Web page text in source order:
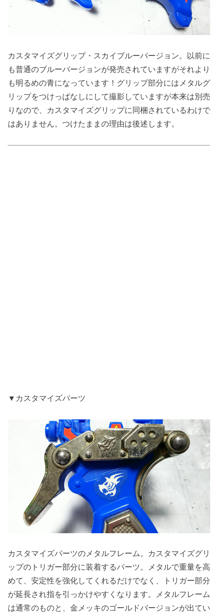
カスタマイズグリップ・スカイブルーバージョン。以前に
も普通のブルーバージョンが発売されていますがそれより
も明るめの青になっています！グリップ部分にはメタルグ
リップをつけっぱなしにして撮影していますが本来は別売
りなので、カスタマイズグリップに同梱されているわけで
はありません。つけたままの理由は後述します。
▼カスタマイズパーツ
カスタマイズパーツのメタルフレーム。カスタマイズグリ
ップのトリガー部分に装着するパーツ。メタルで重量を高
めて、安定性を強化してくれるだけでなく、トリガー部分
が延長され指を引っかけやすくなります。メタルフレーム
は通常のものと、金メッキのゴールドバージョンが出てい